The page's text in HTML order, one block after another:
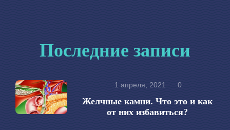
Последние записи
1 апреля, 2021 0
Желчные камни. Что это и как
от них избавиться?